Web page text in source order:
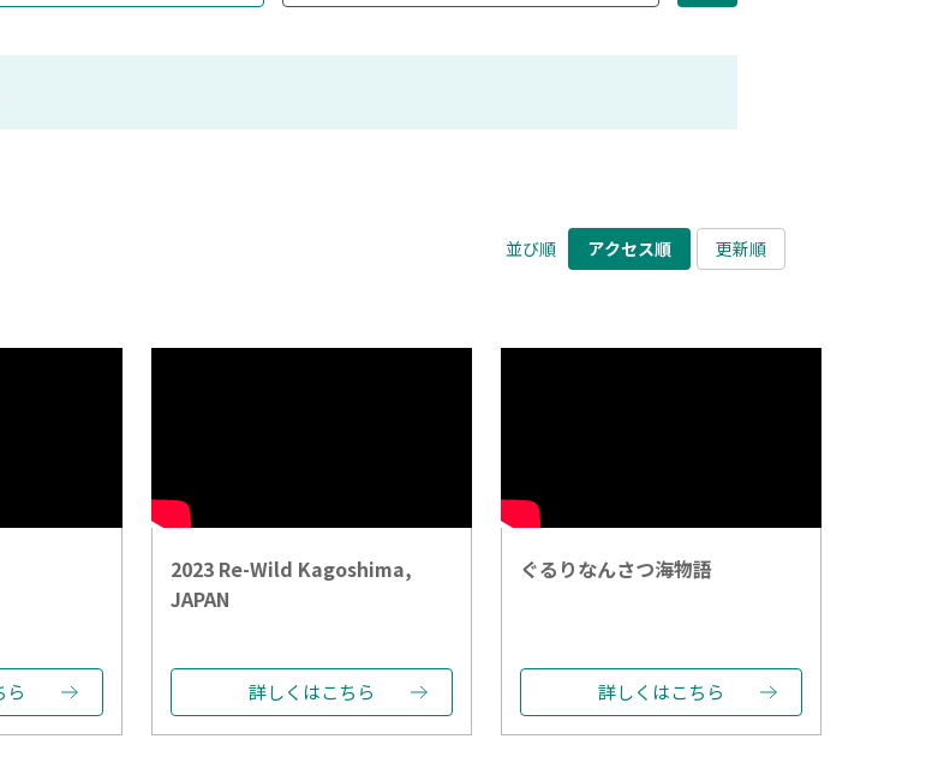
並び順 アクセス順 更新順
ら
2023 Re-Wild Kagoshima,
JAPAN
詳しくはこちら
ぐるりなんさつ海物語
詳しくはこちら